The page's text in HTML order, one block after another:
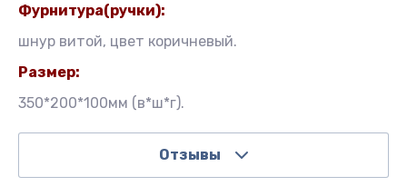
Фурнитура(ручки):
шнур витой, цвет коричневый.
Размер:
350*200*100мм (в*ш*г).
Отзывы